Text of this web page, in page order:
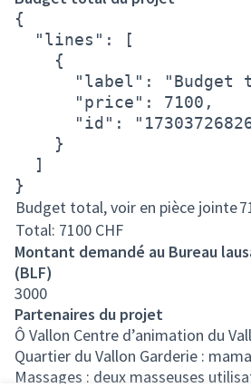
{
  "lines": [
    {
"label": "Budget
      "price": 7100,
"id":
    }
  ]
}
Budget total, voir en pièce jointe
Total: 7100 CHF
Montant demandé au Bureau
(BLF)
3000
Partenaires du projet
Ô Vallon Centre d’animation du
Quartier du Vallon Garderie :
Massages : deux masseuses